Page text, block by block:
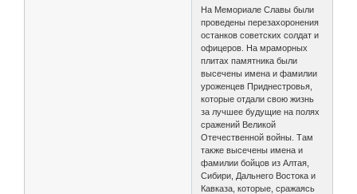
На Мемориале Славы были
проведены перезахоронения
останков советских солдат и
офицеров. На мраморных
плитах памятника были
высечены имена и фамилии
уроженцев Приднестровья,
которые отдали свою жизнь
за лучшее будущие на полях
сражений Великой
Отечественной войны. Там
также высечены имена и
фамилии бойцов из Алтая,
Сибири, Дальнего Востока и
Кавказа, которые, сражаясь